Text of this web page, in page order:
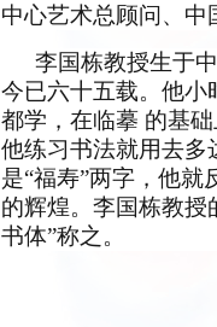
中心艺术总顾问、中
李国栋教授生于
今已六十五载。他小
都学，在临摹 的基
他练习书法就用去多
是“福寿”两字，他
的辉煌。李国栋教授
书体”称之。